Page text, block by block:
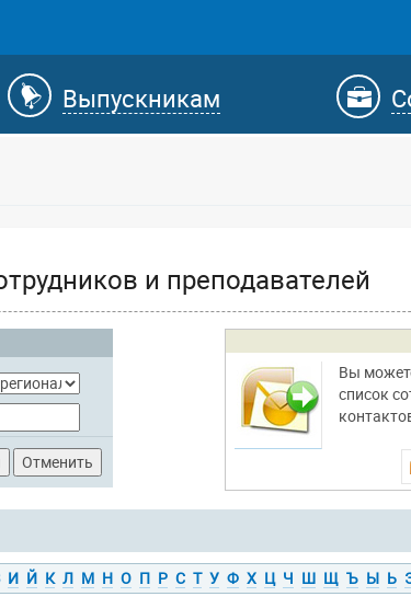
Выпускникам
и преподавателей
Вы
список
И Й К Л М Н О П Р С Т У Ф Х Ц Ч Ш Щ Ъ Ы Ь